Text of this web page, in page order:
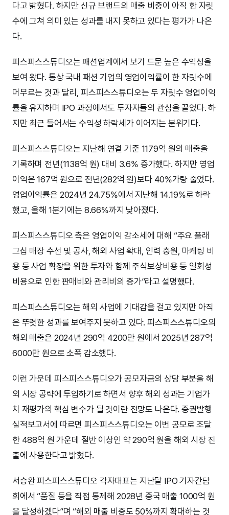
다고 밝혔다. 하지만 신규 브랜드의 매출 비중이 아직 한 자릿
수에 그쳐 의미 있는 성과를 내지 못하고 있다는 평가가 나온
다.
피스피스스튜디오는 패션업계에서 보기 드문 높은 수익성을
보여 왔다. 통상 국내 패션 기업의 영업이익률이 한 자릿수에
머무르는 것과 달리, 피스피스스튜디오는 두 자릿수 영업이익
률을 유지하며 IPO 과정에서도 투자자들의 관심을 끌었다. 하
지만 최근 들어서는 수익성 하락세가 이어지는 분위기다.
피스피스스튜디오는 지난해 연결 기준 1179억 원의 매출을
기록하며 전년(1138억 원) 대비 3.6% 증가했다. 하지만 영업
이익은 167억 원으로 전년(282억 원)보다 40%가량 줄었다.
영업이익률은 2024년 24.75%에서 지난해 14.19%로 하락
했고, 올해 1분기에는 8.66%까지 낮아졌다.
피스피스스튜디오 측은 영업이익 감소세에 대해 “주요 플래
그십 매장 수선 및 공사, 해외 사업 확대, 인력 충원, 마케팅 비
용 등 사업 확장을 위한 투자와 함께 주식보상비용 등 일회성
비용으로 인한 판매비와 관리비의 증가”라고 설명했다.
피스피스스튜디오는 해외 사업에 기대감을 걸고 있지만 아직
은 뚜렷한 성과를 보여주지 못하고 있다. 피스피스스튜디오의
해외 매출은 2024년 290억 4200만 원에서 2025년 287억
6000만 원으로 소폭 감소했다.
이런 가운데 피스피스스튜디오가 공모자금의 상당 부분을 해
외 시장 공략에 투입하기로 하면서 향후 해외 성과는 기업가
치 재평가의 핵심 변수가 될 것이란 전망도 나온다. 증권발행
실적보고서에 따르면 피스피스스튜디오는 이번 공모로 조달
한 488억 원 가운데 절반 이상인 약 290억 원을 해외 시장 진
출에 사용한다고 밝혔다.
서승완 피스피스스튜디오 각자대표는 지난달 IPO 기자간담
회에서 “품질 등을 직접 통제해 2028년 중국 매출 1000억 원
을 달성하겠다”며 “해외 매출 비중도 50%까지 확대하는 것